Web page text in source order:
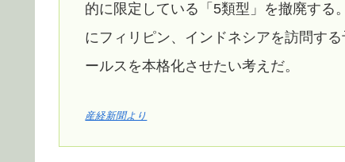
的に限定している「5類型」を撤廃する
にフィリピン、インドネシアを訪問す
ールスを本格化させたい考えだ。
産経新聞より